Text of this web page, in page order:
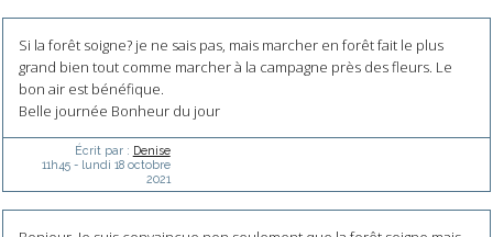
Si la forêt soigne? je ne sais pas, mais marcher en forêt fait le plus
grand bien tout comme marcher à la campagne près des fleurs. Le
bon air est bénéfique.
Belle journée Bonheur du jour
Écrit par : Denise
11h45- lundi 18 octobre
2021